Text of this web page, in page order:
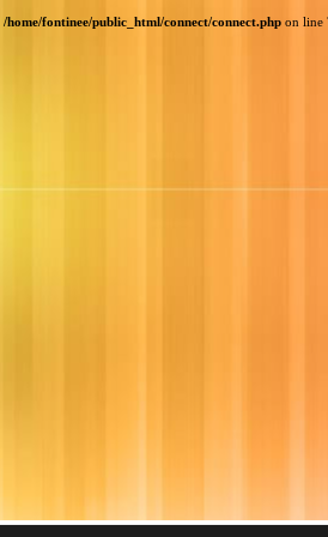
/home/fontinee/public_html/connect/connect.php on line